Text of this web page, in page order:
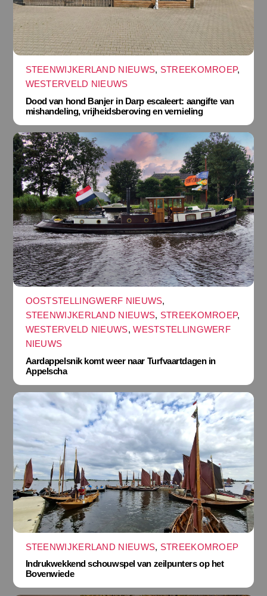
STEENWIJKERLAND NIEUWS, STREEKOMROEP,
WESTERVELD NIEUWS
Dood van hond Banjer in Darp escaleert: aangifte van
mishandeling, vrijheidsberoving en vernieling
OOSTSTELLINGWERF NIEUWS,
STEENWIJKERLAND NIEUWS, STREEKOMROEP,
WESTERVELD NIEUWS,WESTSTELLINGWERF
NIEUWS
Aardappelsnik komt weer naar Turfvaartdagen in
Appelscha
STEENWIJKERLAND NIEUWS, STREEKOMROEP
Indrukwekkend schouwspel van zeilpunters op het
Bovenwiede